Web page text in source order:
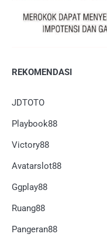
REKOMENDASI
JDTOTO
Playbook88
Victory88
Avatarslot88
Ggplay88
Ruang88
Pangeran88